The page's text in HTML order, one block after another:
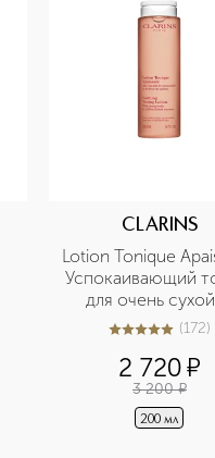
CLARINS
Lotion Tonique
Успокаивающий
для очень
чувствительной
5из 5172 (172)
2 720¤
3 200 ¤
200 мл